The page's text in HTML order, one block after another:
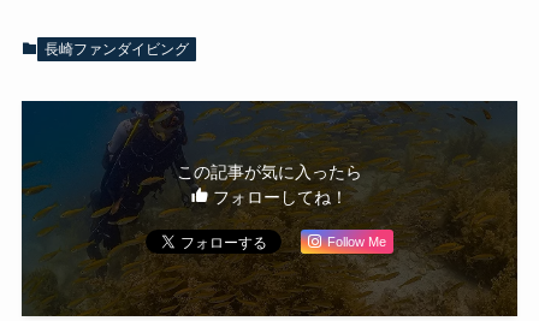
長崎ファンダイビング
この記事が気に入ったら
フォローしてね！
Follow Me